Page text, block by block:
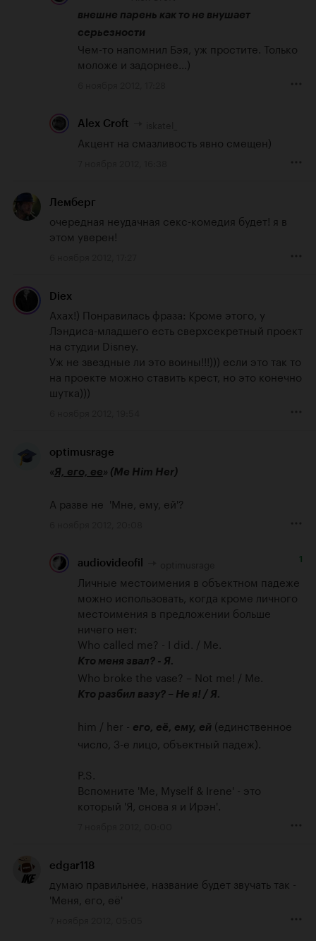
внешне парень как то не внушает
серьезности
Чем-то напомнил Бэя, уж простите. Только
моложе и задорнее...)
Alex Croft
Акцент на смазливость явно смещен)
Лемберг
очередная неудачная секс-комедия будет! я в
этом уверен!
Diex
Ахах!) Понравилась фраза: Кроме этого, у
Лэндиса-младшего есть сверхсекретный проект
на студии Disney.
Уж не звездные ли это воины!!!))) если это так то
на проекте можно ставить крест, но это конечно
шутка)))
optimusrage
«Я, его, ее» (Ме Him Her)
А разве не  'Мне, ему, ей'?
audiovideofil 1
Личные местоимения в объектном падеже
можно использовать, когда кроме личного
местоимения в предложении больше
ничего нет:
Кто меня звал? - Я.
Кто разбил вазу? – Не я! / Я.
him / her - его, её, ему, ей (единственное
число, 3-е лицо, объектный падеж).
P.S.
Вспомните 'Me, Myself & Irene' - это
который 'Я, снова я и Ирэн'.
edgar118
думаю правильнее, название будет звучать так -
'Меня, его, её'